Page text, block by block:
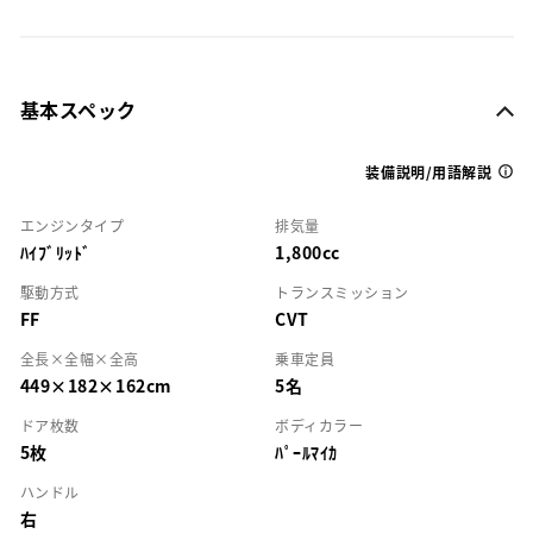
基本スペック
装備説明/用語解説
エンジンタイプ
ﾊｲﾌﾞﾘｯﾄﾞ
排気量
1,800cc
駆動方式
FF
トランスミッション
CVT
全長×全幅×全高
449×182×162cm
乗車定員
5名
ドア枚数
5枚
ボディカラー
ﾊﾟｰﾙﾏｲｶ
ハンドル
右